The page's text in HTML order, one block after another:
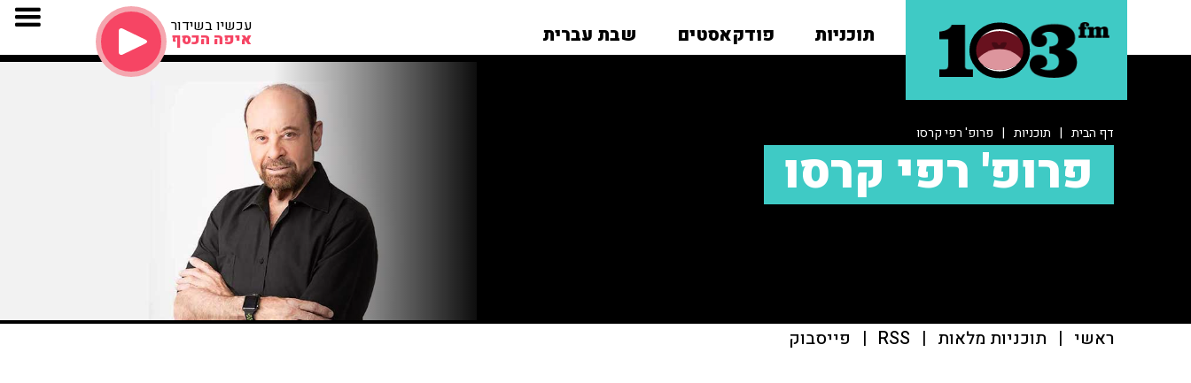
תוכניות פודקאסטים שבת עברית עכשיו בשידור
איפה הכסף
דף הבית | תוכניות | פרופ' רפי קרסו
פרופ' רפי קרסו
ראשי | תוכניות מלאות |
RSS
| פייסבוק